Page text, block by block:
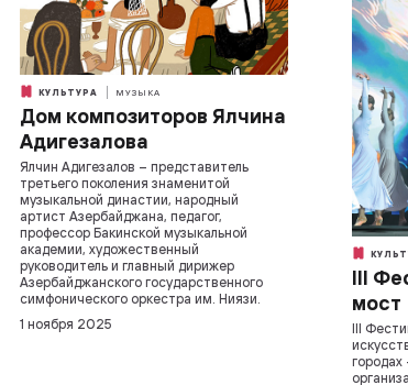
КУЛЬТУРА МУЗЫКА
Дом композиторов Ялчина
Адигезалова
Ялчин Адигезалов – представитель
третьего поколения знаменитой
музыкальной династии, народный
артист Азербайджана, педагог,
профессор Бакинской музыкальной
академии, художественный
руководитель и главный дирижер
Азербайджанского государственного
симфонического оркестра им. Ниязи.
1 ноября 2025
III
мост
III